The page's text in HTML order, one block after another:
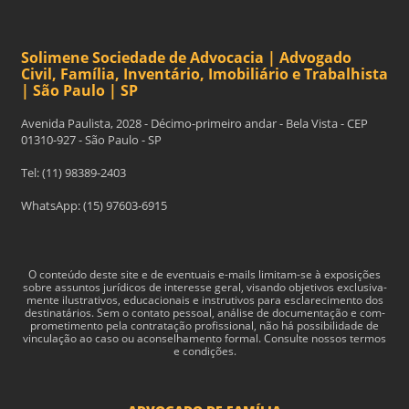
Solimene Sociedade de Advocacia | Advogado
Civil, Família, Inventário, Imobiliário e Trabalhista
| São Paulo | SP
Avenida Paulista, 2028 - Décimo-primeiro andar - Bela Vista - CEP
01310-927 - São Paulo - SP
Tel: (11) 98389-2403
WhatsApp: (15) 97603-6915
O con­teúdo deste site e de even­tu­ais e-​mails limitam-​se à exposições
sobre assun­tos jurídi­cos de inter­esse geral, visando obje­tivos exclu­si­va­
mente ilus­tra­tivos, edu­ca­cionais e instru­tivos para esclarec­i­mento dos
des­ti­natários. Sem o con­tato pes­soal, análise de doc­u­men­tação e com­
pro­me­ti­mento pela con­tratação profis­sional, não há pos­si­bil­i­dade de
vin­cu­lação ao caso ou acon­sel­hamento for­mal. Consulte nossos termos
e condições.